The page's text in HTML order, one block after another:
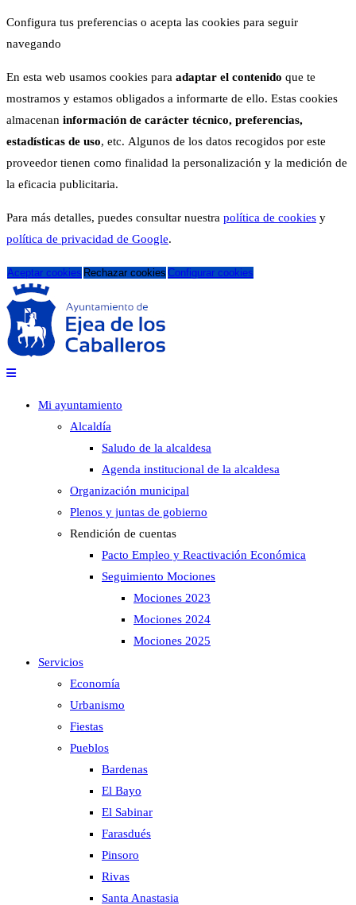
Configura tus preferencias o acepta las cookies para seguir
navegando
En esta web usamos cookies para adaptar el contenido que te
mostramos y estamos obligados a informarte de ello. Estas cookies
almacenan información de carácter técnico, preferencias,
estadísticas de uso, etc. Algunos de los datos recogidos por este
proveedor tienen como finalidad la personalización y la medición de
la eficacia publicitaria.
Para más detalles, puedes consultar nuestra política de cookies y
política de privacidad de Google.
Aceptar cookies Rechazar cookies Configurar cookies
Mi ayuntamiento
Alcaldía
Saludo de la alcaldesa
Agenda institucional de la alcaldesa
Organización municipal
Plenos y juntas de gobierno
Rendición de cuentas
Pacto Empleo y Reactivación Económica
Seguimiento Mociones
Mociones 2023
Mociones 2024
Mociones 2025
Servicios
Economía
Urbanismo
Fiestas
Pueblos
Bardenas
El Bayo
El Sabinar
Farasdués
Pinsoro
Rivas
Santa Anastasia